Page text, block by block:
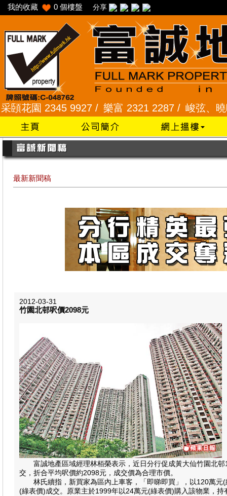
我的收藏 0 個樓盤 分享
園 2345 9927 /樂富 2321 2287 /峻弦、曉暉花
最新新聞稿
2012-03-31
竹園北邨呎價2098元
富誠地產區域經理林栢榮表示，近日分行促成黃大仙竹園北邨
交，折合平均呎價約2098元，成交價為合理市價。
林氏續指，新買家為區內上車客，「即睇即買」，以120萬元(
(綠表價)成交。原業主於1999年以24萬元(綠表價)購入該物業，